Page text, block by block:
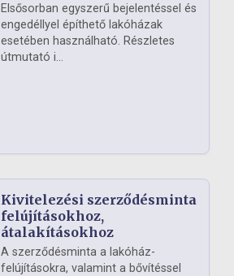
Elsősorban egyszerű bejelentéssel és
engedéllyel építhető lakóházak
esetében használható. Részletes
útmutató i...
Kivitelezési szerződésminta
felújításokhoz,
átalakításokhoz
A szerződésminta a lakóház-
felújításokra, valamint a bővítéssel